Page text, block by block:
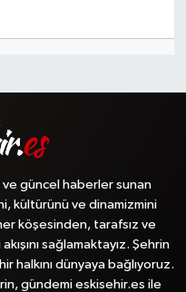
güncel haberler sunan
kültürünü ve dinamizmini
köşesinden, tarafsız ve
sağlamaktayız. Şehrin
halkını dünyaya bağlıyoruz.
gündemi eskisehir.es ile